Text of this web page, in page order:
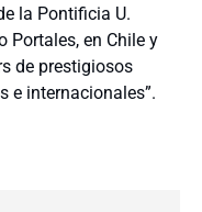
la Pontificia U.
Portales, en Chile y
de prestigiosos
e internacionales”.